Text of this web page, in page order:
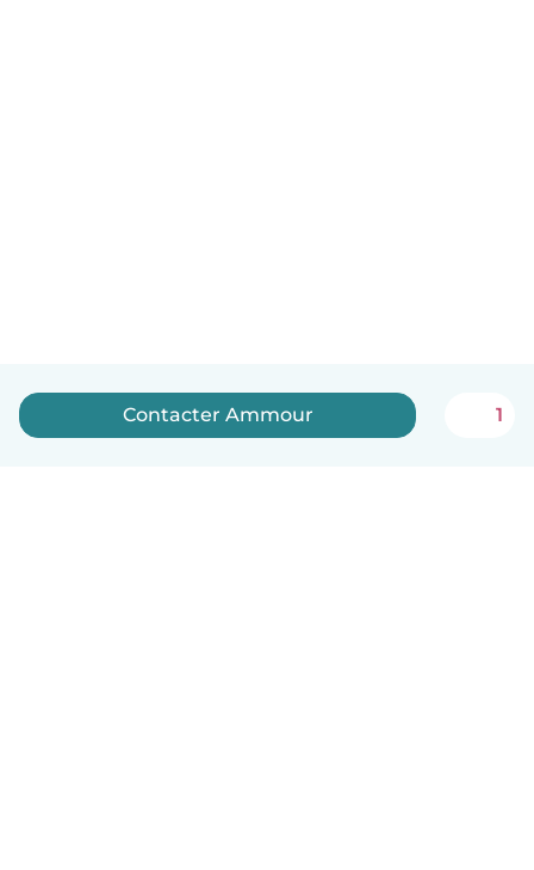
Contacter Ammour 1